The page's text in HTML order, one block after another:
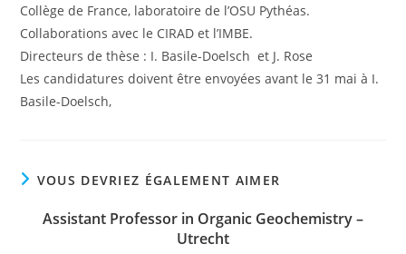
Collège de France, laboratoire de l’OSU Pythéas.
Collaborations avec le CIRAD et l’IMBE.
Directeurs de thèse : I. Basile-Doelsch et J. Rose
Les candidatures doivent être envoyées avant le 31 mai à I.
Basile-Doelsch,
VOUS DEVRIEZ ÉGALEMENT AIMER
Assistant Professor in Organic Geochemistry –
Utrecht